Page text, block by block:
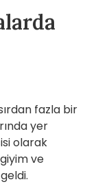
fazla bir
yer
olarak
ve